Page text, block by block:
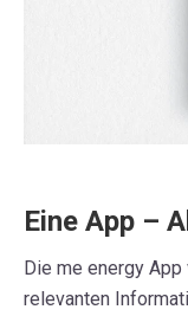
Eine App –
Die me energy
relevanten